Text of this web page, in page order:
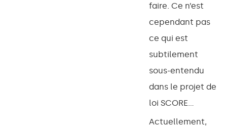
faire. Ce n’est
cependant pas
ce qui est
subtilement
sous-entendu
dans le projet de
loi SCORE…
Actuellement,